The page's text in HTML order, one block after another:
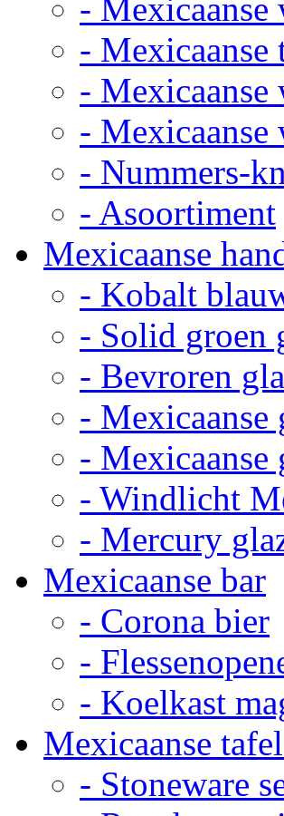
- Mexicaanse
-
- Mexicaanse
- Mexicaanse
- Nummers-
- Asoortiment
Mexicaanse
- Kobalt
- Solid groen
- Bevroren
- Mexicaanse
- Mexicaanse
- Windlicht
- Mercury
Mexicaanse bar
- Corona bier
-
- Koelkast
Mexicaanse
- Stoneware